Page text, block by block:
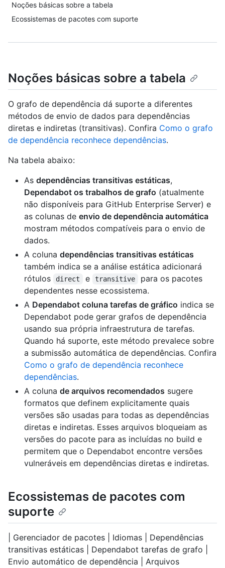
Noções básicas sobre a tabela
Ecossistemas de pacotes com suporte
Noções básicas sobre a tabela
O grafo de dependência dá suporte a diferentes
métodos de envio de dados para dependências
diretas e indiretas (transitivas). Confira Como o grafo
de dependência reconhece dependências.
Na tabela abaixo:
As dependências transitivas estáticas,
Dependabot os trabalhos de grafo (atualmente
não disponíveis para GitHub Enterprise Server) e
as colunas de envio de dependência automática
mostram métodos compatíveis para o envio de
dados.
A coluna dependências transitivas estáticas
também indica se a análise estática adicionará
rótulos
direct e transitive
para os pacotes
dependentes nesse ecossistema.
A Dependabot coluna tarefas de gráfico indica se
Dependabot pode gerar grafos de dependência
usando sua própria infraestrutura de tarefas.
Quando há suporte, este método prevalece sobre
a submissão automática de dependências. Confira
Como o grafo de dependência reconhece
dependências.
A coluna de arquivos recomendados sugere
formatos que definem explicitamente quais
versões são usadas para todas as dependências
diretas e indiretas. Esses arquivos bloqueiam as
versões do pacote para as incluídas no build e
permitem que o Dependabot encontre versões
vulneráveis em dependências diretas e indiretas.
Ecossistemas de pacotes com
suporte
| Gerenciador de pacotes | Idiomas | Dependências
transitivas estáticas | Dependabot tarefas de grafo |
Envio automático de dependência | Arquivos